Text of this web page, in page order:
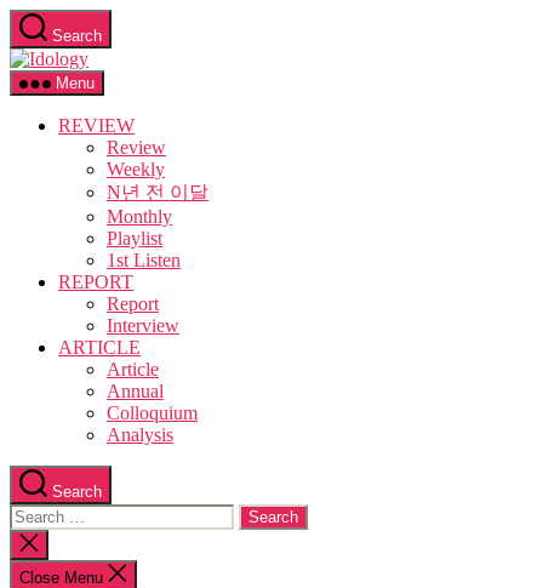
Skip
to
the
content
Search
Idology
Menu
REVIEW
Review
Weekly
N년 전 이달
Monthly
Playlist
1st Listen
REPORT
Report
Interview
ARTICLE
Article
Annual
Colloquium
Analysis
Search
Search
for:
Close
search
Close Menu